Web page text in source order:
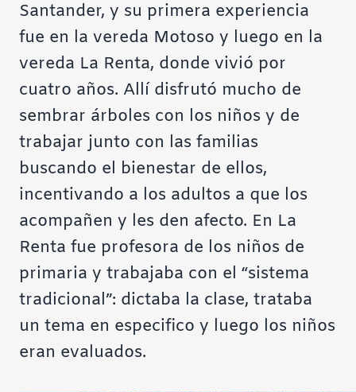
Santander, y su primera experiencia
fue en la vereda Motoso y luego en la
vereda La Renta, donde vivió por
cuatro años. Allí disfrutó mucho de
sembrar árboles con los niños y de
trabajar junto con las familias
buscando el bienestar de ellos,
incentivando a los adultos a que los
acompañen y les den afecto. En La
Renta fue profesora de los niños de
primaria y trabajaba con el “sistema
tradicional”: dictaba la clase, trataba
un tema en especifico y luego los niños
eran evaluados.